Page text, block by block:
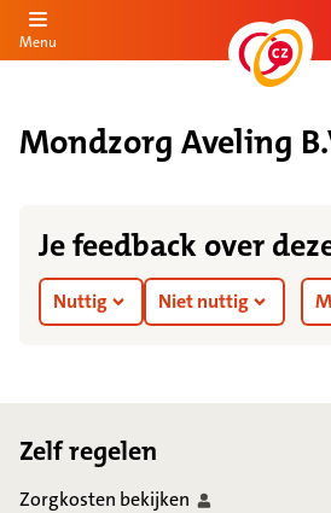
de inhoud
Menu
Mondzorg Aveling
Je feedback over
Nuttig Niet nuttig
Zelf regelen
Zorgkosten bekijken